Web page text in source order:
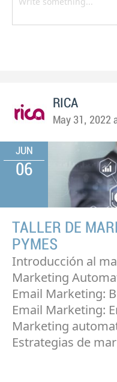
RICA
May 31, 2022
JUN
06
TALLER DE
PYMES
Introducción al
Marketing
Email Marketing:
Email Marketing:
Marketing
Estrategias de